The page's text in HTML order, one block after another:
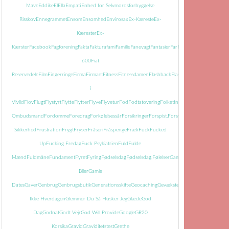
MaveEddikeEl Ella Empati Enhed for Selvmordsforbyggelse
RisskovEnnegrammetEnsomEnsomhed EnvirosaxEx-KæresteEx-
KæresterEx-
KærsterFacebookFagforeningFakta FakturafamiFamilieFanevagtFantasierFarFarmor
600Fiat
ReservedeleFilmFingerringeFirma FirmaetFitnessFitnessdamen FlashbackFlasker
i
Vivild FlovFlugtFlystyrtFlytteFlytterFlyveFlyveturFod FodtatoveringFolketingets
Ombudsmand FordommeForedragForkølelsessårForsikringerForspist.Forsvundet
Sikkerhed Frustration FrygtFryserFråseriFråspengeFrækFuckFucked
Up Fucking FredagFuck Psykiatrien Fuld Fulde
Mænd FuldmåneFundamentFyretFyringFødselsdagFødselsdag.FølelserGamle
BilerGamle
DatesGaverGenbrugGenbrugsbutikGenerationsskifteGeocachingGevækster
Ikke HverdagenGlemmer Du Så Husker JegGlædeGod
DagGodnatGodt VejrGod Will ProvideGoogleGR20
KorsikaGravid GraviditetstestGrethe